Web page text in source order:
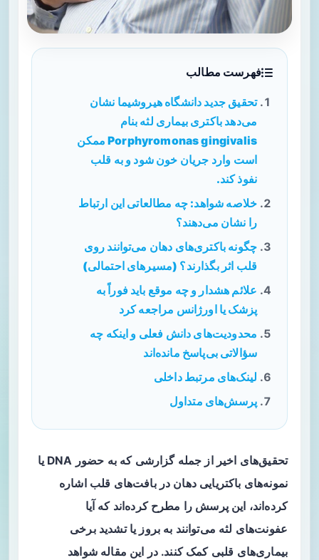
فهرست مطالب
تحقیق جدید دانشگاه هیروشیما نشان
می‌دهد باکتری بیماری لثه بنام
Porphyromonas gingivalis ممکن
است وارد جریان خون شود و به قلب
نفوذ کند.
خلاصه شواهد: چه مطالعاتی این ارتباط
را نشان می‌دهند؟
چگونه باکتری‌های دهان می‌توانند روی
قلب اثر بگذارند؟ (مسیرهای احتمالی)
علائم هشدار و چه موقع باید فوراً به
پزشک یا اورژانس مراجعه کرد
محدودیت‌های دانش فعلی و اینکه چه
سؤالاتی بی‌پاسخ مانده‌اند
لینک‌های مرتبط داخلی
پرسش‌های متداول
تحقیق‌های اخیر از جمله گزارشی که به حضور DNA یا
نمونه‌های باکتریایی دهان در بافت‌های قلب اشاره
کرده‌اند، این پرسش را مطرح کرده‌اند که آیا
عفونت‌های لثه می‌توانند به بروز یا تشدید برخی
بیماری‌های قلبی کمک کنند. در این مقاله شواهد